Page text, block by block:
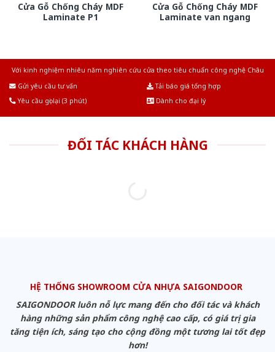
Cửa Gỗ Chống Cháy MDF
Laminate P1
Cửa Gỗ Chống Cháy MDF
Laminate van ngang
Với kinh nghiệm nhiêu năm nghiên cứu cửa theo tiêu chuẩn công nghệ Châu
Gửi yêu cầu tư vấn
Tải báo giá tổng hợp
Yêu cầu gọi lại (3 phút)
Dành cho đại lý
ĐỐI TÁC KHÁCH HÀNG
HỆ THỐNG SHOWROOM CỬA NHỰA SAIGONDOOR
SAIGONDOOR luôn nỗ lực mang đến cho đối tác và khách
hàng những sản phẩm công nghệ cao cấp, có giá trị gia
tăng tiện ích, sáng tạo cho cộng đồng một tương lai tốt đẹp
hơn!